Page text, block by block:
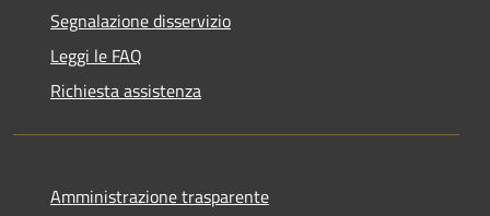
Segnalazione disservizio
Leggi le FAQ
Richiesta assistenza
Amministrazione trasparente